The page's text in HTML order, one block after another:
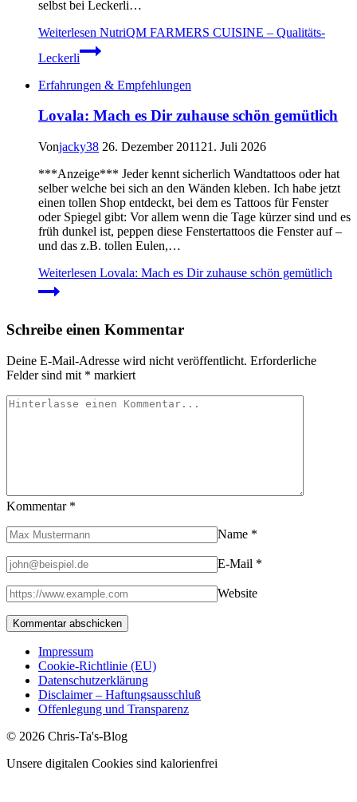
selbst bei Leckerli…
Weiterlesen NutriQM FARMERS CUISINE – Qualitäts-
Leckerli
Erfahrungen & Empfehlungen
Lovala: Mach es Dir zuhause schön gemütlich
Vonjacky38 26. Dezember 2011 21. Juli 2026
***Anzeige*** Jeder kennt sicherlich Wandtattoos oder hat
selber welche bei sich an den Wänden kleben. Ich habe jetzt
einen tollen Shop entdeckt, bei dem es Tattoos für Fenster
oder Spiegel gibt: Vor allem wenn die Tage kürzer sind und es
früh dunkel ist, peppen diese Fenstertattoos die Fenster auf –
und das z.B. tollen Eulen,…
Weiterlesen Lovala: Mach es Dir zuhause schön gemütlich
Schreibe einen Kommentar
Deine E-Mail-Adresse wird nicht veröffentlicht. Erforderliche
Felder sind mit * markiert
Kommentar *
Name *
E-Mail *
Website
Impressum
Cookie-Richtlinie (EU)
Datenschutzerklärung
Disclaimer – Haftungsausschluß
Offenlegung und Transparenz
© 2026 Chris-Ta's-Blog
Unsere digitalen Cookies sind kalorienfrei